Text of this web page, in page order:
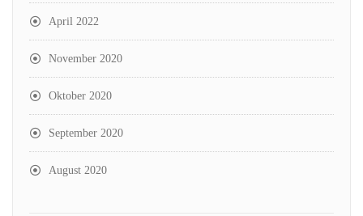
April 2022
November 2020
Oktober 2020
September 2020
August 2020